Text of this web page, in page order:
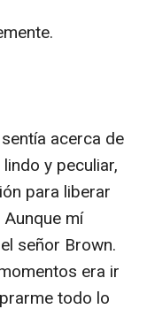
acerca de
y peculiar,
para liberar
mí
señor Brown.
era ir
todo lo